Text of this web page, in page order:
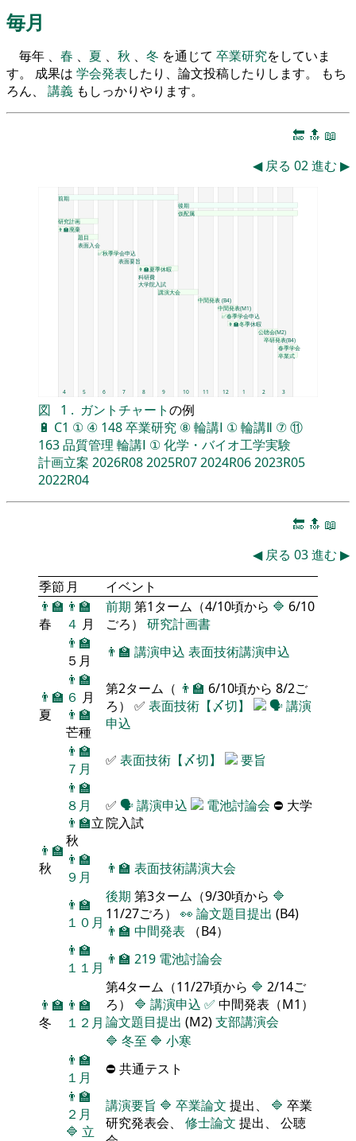
毎月
毎年 、 春 、 夏 、 秋 、 冬 を通じて 卒業研究をしていま
す。 成果は 学会発表したり、論文投稿したりします。 もち
ろん、 講義 もしっかりやります。
🔚 🔝 📖
◀ 戻る 02進む ▶
4 5 6 7 8 9 10 11 12 1 2 3
前期
後期
仮配属
研究計画
👨‍🏫廃棄
題目
表面入会
✅秋季学会申込
表面要旨
👨‍🏫夏季休暇
科研費
大学院入試
講演大会
中間発表 (B4)
中間発表(M1)
✅春季学会申込
👨‍🏫冬季休暇
公聴会(M2)
卒研発表(B4)
春季学会
卒業式
図 1 . ガントチャートの例
🔋 C1 ① ④ 148卒業研究 ⑧輪講Ⅰ ①輪講Ⅱ ⑦⑪
163品質管理 輪講Ⅰ ①化学・バイオ工学実験
計画立案 2026R082025R072024R062023R05
2022R04
🔚 🔝 📖
◀ 戻る 03進む ▶
季節 月
イベント
👨‍🏫
春
👨‍🏫
４ 月
前期 第1ターム（4/10頃から 🔷 6/10
ごろ） 研究計画書
👨‍🏫
夏
👨‍🏫
５月
👨‍🏫 講演申込 表面技術講演申込
👨‍🏫
６ 月
👨‍🏫
芒種
第2ターム（ 👨‍🏫 6/10頃から 8/2ご
ろ） ✅ 表面技術【〆切】 🗣️講演
申込
👨‍🏫
７月
✅ 表面技術【〆切】 要旨
👨‍🏫
秋
👨‍🏫
８月
👨‍🏫立
秋
✅ 🗣️講演申込 電池討論会 ⛔ 大学
院入試
👨‍🏫
９月
👨‍🏫 表面技術講演大会
👨‍🏫
１０月
後期 第3ターム（9/30頃から 🔷
11/27ごろ） 👀 論文題目提出 (B4)
👨‍🏫 中間発表 （B4）
👨‍🏫
冬
👨‍🏫
１１月 👨‍🏫 219 電池討論会
👨‍🏫
１２月
第4ターム（11/27頃から 🔷 2/14ご
ろ） 🔷 講演申込 ✅ 中間発表（M1）
論文題目提出 (M2)支部講演会
🔷 冬至 🔷 小寒
👨‍🏫
１月
⛔ 共通テスト
👨‍🏫
２月
🔷 立
講演要旨 🔷 卒業論文 提出、 🔷 卒業
研究発表会、 修士論文 提出、 公聴